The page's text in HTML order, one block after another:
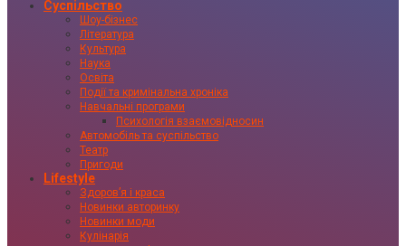
Суспільство
Шоу-бізнес
Література
Культура
Наука
Освіта
Події та кримінальна хроніка
Навчальні програми
Психологія взаємовідносин
Автомобіль та суспільство
Театр
Пригоди
Lifestyle
Здоровʼя і краса
Новинки авторинку
Новинки моди
Кулінарія